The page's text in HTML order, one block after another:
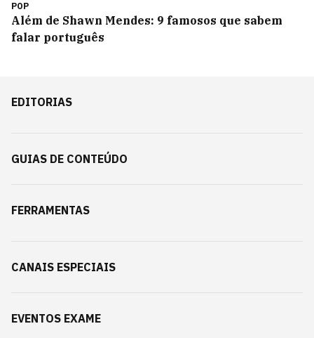
POP
Além de Shawn Mendes: 9 famosos que sabem
falar português
EDITORIAS
GUIAS DE CONTEÚDO
FERRAMENTAS
CANAIS ESPECIAIS
EVENTOS EXAME